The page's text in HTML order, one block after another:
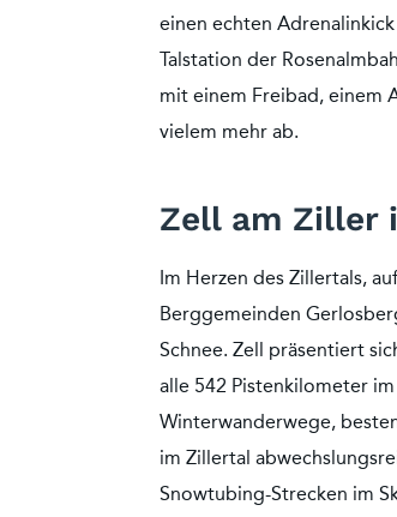
einen echten
Talstation der
mit einem Freibad, einem
vielem mehr ab.
Zell am Ziller
Im Herzen des Zillertals,
Berggemeinden
Schnee. Zell präsentiert
alle 542 Pistenkilometer
Winterwanderwege,
im Zillertal
Snowtubing-Strecken im